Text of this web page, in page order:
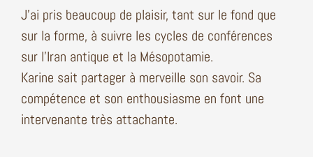
J’ai pris beaucoup de plaisir, tant sur le fond que
sur la forme, à suivre les cycles de conférences
sur l’Iran antique et la Mésopotamie.
Karine sait partager à merveille son savoir. Sa
compétence et son enthousiasme en font une
intervenante très attachante.